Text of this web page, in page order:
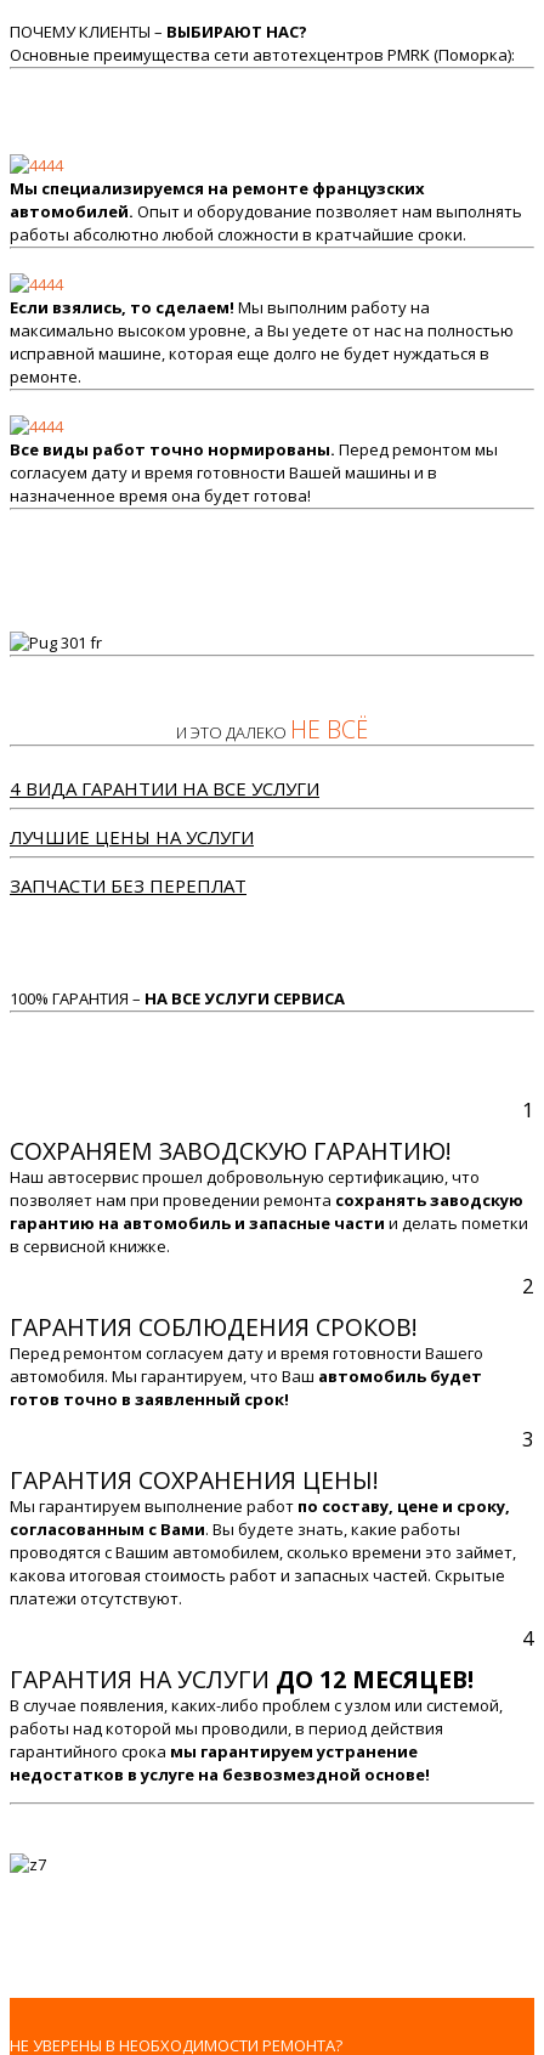
ПОЧЕМУ КЛИЕНТЫ – ВЫБИРАЮТ НАС?
Основные преимущества сети автотехцентров PMRK (Поморка):
Мы специализируемся на ремонте французских
автомобилей. Опыт и оборудование позволяет нам выполнять
работы абсолютно любой сложности в кратчайшие сроки.
Если взялись, то сделаем! Мы выполним работу на
максимально высоком уровне, а Вы уедете от нас на полностью
исправной машине, которая еще долго не будет нуждаться в
ремонте.
Все виды работ точно нормированы. Перед ремонтом мы
согласуем дату и время готовности Вашей машины и в
назначенное время она будет готова!
И ЭТО ДАЛЕКО НЕ ВСЁ
4 ВИДА ГАРАНТИИ НА ВСЕ УСЛУГИ
ЛУЧШИЕ ЦЕНЫ НА УСЛУГИ
ЗАПЧАСТИ БЕЗ ПЕРЕПЛАТ
100% ГАРАНТИЯ – НА ВСЕ УСЛУГИ СЕРВИСА
1
СОХРАНЯЕМ ЗАВОДСКУЮ ГАРАНТИЮ!
Наш автосервис прошел добровольную сертификацию, что
позволяет нам при проведении ремонта сохранять заводскую
гарантию на автомобиль и запасные части и делать пометки
в сервисной книжке.
2
ГАРАНТИЯ СОБЛЮДЕНИЯ СРОКОВ!
Перед ремонтом согласуем дату и время готовности Вашего
автомобиля. Мы гарантируем, что Ваш автомобиль будет
готов точно в заявленный срок!
3
ГАРАНТИЯ СОХРАНЕНИЯ ЦЕНЫ!
Мы гарантируем выполнение работ по составу, цене и сроку,
согласованным с Вами. Вы будете знать, какие работы
проводятся с Вашим автомобилем, сколько времени это займет,
какова итоговая стоимость работ и запасных частей. Скрытые
платежи отсутствуют.
4
ГАРАНТИЯ НА УСЛУГИ ДО 12 МЕСЯЦЕВ!
В случае появления, каких-либо проблем с узлом или системой,
работы над которой мы проводили, в период действия
гарантийного срока мы гарантируем устранение
недостатков в услуге на безвозмездной основе!
НЕ УВЕРЕНЫ В НЕОБХОДИМОСТИ РЕМОНТА?